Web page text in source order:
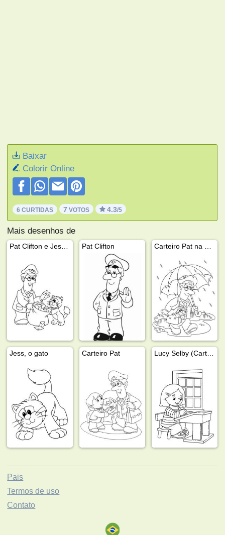
Baixar
Colorir Online
6 CURTIDAS 7 VOTOS 4.3/5
Mais desenhos de
Pat Clifton
Jess, o gato Carteiro Pat
Pais
Termos de uso
Contato